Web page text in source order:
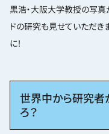
黒浩・大阪大学教授の写真
ドの研究も見せていただき
に！
世界中から研究者
ろ？